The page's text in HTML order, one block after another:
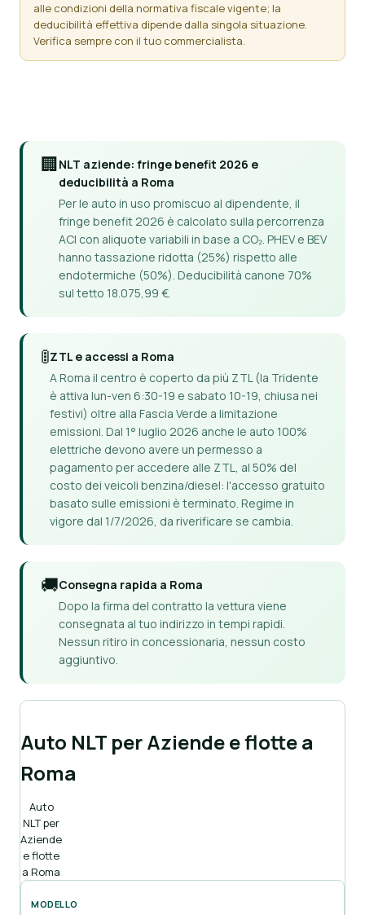
alle condizioni della normativa fiscale vigente; la
deducibilità effettiva dipende dalla singola situazione.
Verifica sempre con il tuo commercialista.
🏢NLT aziende: fringe benefit 2026 e
deducibilità a Roma
Per le auto in uso promiscuo al dipendente, il
fringe benefit 2026 è calcolato sulla percorrenza
ACI con aliquote variabili in base a CO₂. PHEV e BEV
hanno tassazione ridotta (25%) rispetto alle
endotermiche (50%). Deducibilità canone 70%
sul tetto 18.075,99 €.
🚦ZTL e accessi a Roma
A Roma il centro è coperto da più ZTL (la Tridente
è attiva lun-ven 6:30-19 e sabato 10-19, chiusa nei
festivi) oltre alla Fascia Verde a limitazione
emissioni. Dal 1° luglio 2026 anche le auto 100%
elettriche devono avere un permesso a
pagamento per accedere alle ZTL, al 50% del
costo dei veicoli benzina/diesel: l'accesso gratuito
basato sulle emissioni è terminato. Regime in
vigore dal 1/7/2026, da riverificare se cambia.
🚚Consegna rapida a Roma
Dopo la firma del contratto la vettura viene
consegnata al tuo indirizzo in tempi rapidi.
Nessun ritiro in concessionaria, nessun costo
aggiuntivo.
Auto NLT per Aziende e flotte a
Roma
Auto
NLT per
Aziende
e flotte
a Roma